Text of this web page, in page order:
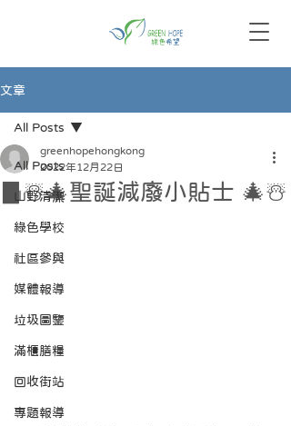
文章
All Posts
山野清潔
綠色學校
社區參與
媒體報導
垃圾圖鑒
滿櫃膳糧
回收街站
專題報導
All Posts
▊☃️🎄聖誕減廢小貼士 🎄☃️
greenhopehongkong
2022年12月22日